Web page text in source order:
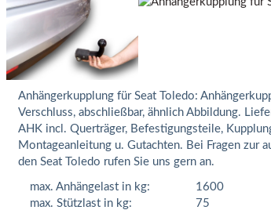
Anhängerkupplung für Seat Toledo:
Verschluss, abschließbar, ähnlich Abbildung.
AHK incl. Querträger, Befestigungsteile,
Montageanleitung u. Gutachten. Bei Fragen zur
den Seat Toledo rufen Sie uns gern an.
max. Anhängelast in kg:
1600
max. Stützlast in kg:
75